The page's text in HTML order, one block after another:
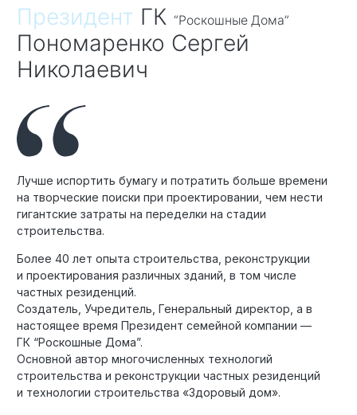
Президент ГК “Роскошные Дома”
Пономаренко Сергей
Николаевич
Лучше испортить бумагу и потратить больше времени
на творческие поиски при проектировании, чем нести
гигантские затраты на переделки на стадии
строительства.
Более 40 лет опыта строительства, реконструкции
и проектирования различных зданий, в том числе
частных резиденций.
Создатель, Учредитель, Генеральный директор, а в
настоящее время Президент семейной компании —
ГК “Роскошные Дома”.
Основной автор многочисленных технологий
строительства и реконструкции частных резиденций
и технологии строительства «Здоровый дом».